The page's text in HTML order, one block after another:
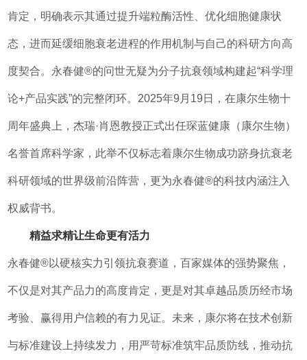
肯定，明确表示其通过提升端粒酶活性、优化细胞健康状
态，进而延缓细胞衰老进程的作用机制与自己的科研方向高
度契合。永春健®的问世无疑为分子抗衰领域构建起“科学理
论+产品实践”的完整闭环。2025年9月19日，在康尔生物十
周年盛典上，杰瑞·肖恩教授正式出任琛蓝健康（康尔生物）
名誉首席科学家，此举不仅标志着康尔生物成功跻身抗衰老
科研领域的世界级前沿阵营，更为永春健®的科技内涵注入
权威背书。
精益求精让生命更有活力
永春健®以硬核实力引领抗衰赛道，百家媒体的强势聚焦，
不仅是对其产品力的高度肯定，更是对其卓越品质历经市场
考验、赢得用户信赖的有力见证。未来，康尔将在技术创新
与标准建设上持续发力，用严苛标准筑牢品质防线，推动抗